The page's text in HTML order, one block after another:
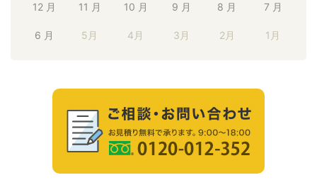
12 月 11 月 10 月 9 月 8 月 7 月
6 月 5月 4月 3月 2月 1月